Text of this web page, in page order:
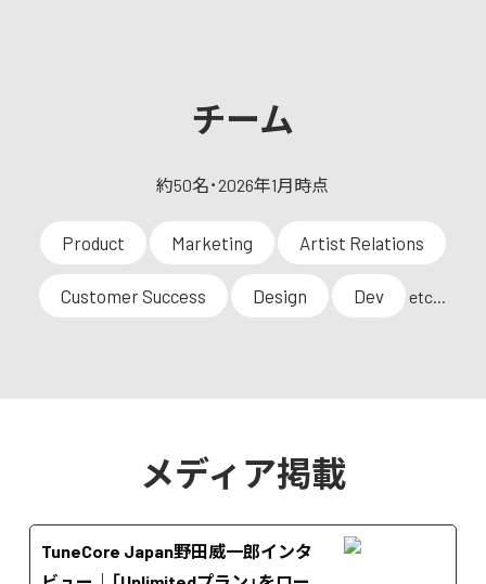
チーム
約50名･2026年1月時点
Product Marketing Artist Relations
Customer Success Design Dev etc...
メディア掲載
TuneCore Japan野田威一郎インタ